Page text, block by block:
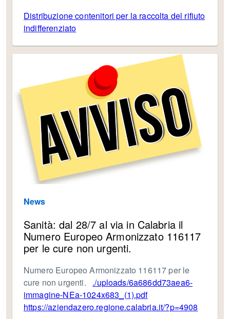
Distribuzione contenitori per la raccolta del rifiuto
indifferenziato
News
Sanità: dal 28/7 al via in Calabria il
Numero Europeo Armonizzato 116117
per le cure non urgenti.
Numero Europeo Armonizzato 116117 per le
cure non urgenti. ./uploads/6a686dd73aea6-
immagine-NEa-1024x683_(1).pdf
https://aziendazero.regione.calabria.it/?p=4908